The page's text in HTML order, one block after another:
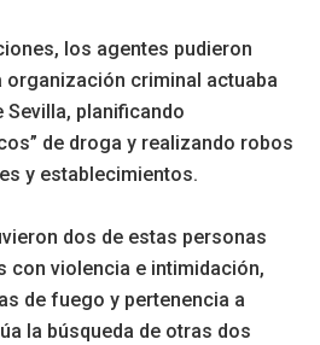
los agentes pudieron
criminal actuaba
Sevilla, planificando
de droga y realizando robos
y establecimientos.
dos de estas personas
con violencia e intimidación,
de fuego y pertenencia a
la búsqueda de otras dos